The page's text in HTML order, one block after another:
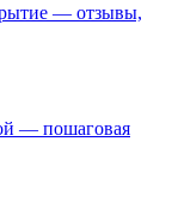
— отзывы,
— пошаговая